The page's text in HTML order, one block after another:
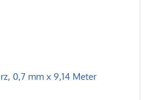
0,7 mm x 9,14 Meter